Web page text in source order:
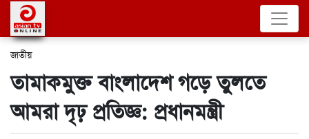
জাতীয়
তামাকমুক্ত বাংলাদেশ গড়ে তুলতে
আমরা দৃঢ় প্রতিজ্ঞ: প্রধানমন্ত্রী